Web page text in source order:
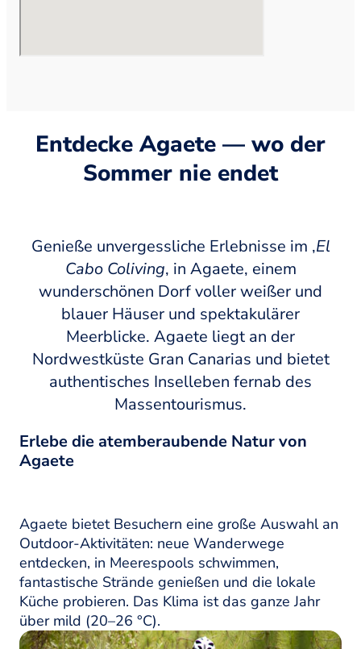
Entdecke Agaete — wo der
Sommer nie endet
Genieße unvergessliche Erlebnisse im ‚El
Cabo Coliving‚ in Agaete, einem
wunderschönen Dorf voller weißer und
blauer Häuser und spektakulärer
Meerblicke. Agaete liegt an der
Nordwestküste Gran Canarias und bietet
authentisches Inselleben fernab des
Massentourismus.
Erlebe die atemberaubende Natur von
Agaete
Agaete bietet Besuchern eine große Auswahl an
Outdoor-Aktivitäten: neue Wanderwege
entdecken, in Meerespools schwimmen,
fantastische Strände genießen und die lokale
Küche probieren. Das Klima ist das ganze Jahr
über mild (20–26 °C).